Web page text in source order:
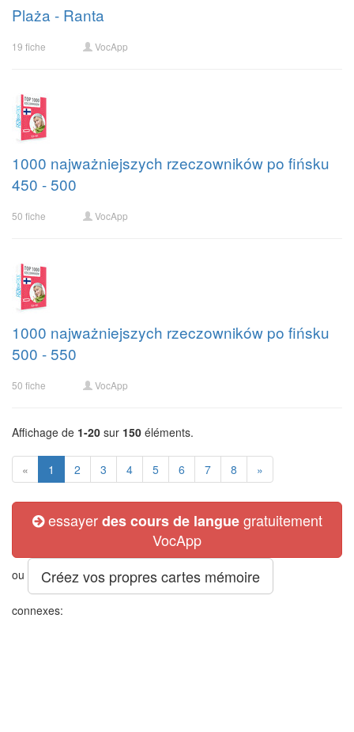
Plaża - Ranta
19 fiche VocApp
1000 najważniejszych rzeczowników po fińsku
450 - 500
50 fiche VocApp
1000 najważniejszych rzeczowników po fińsku
500 - 550
50 fiche VocApp
Affichage de 1-20 sur 150 éléments.
« 1 2 3 4 5 6 7 8 »
essayerdes cours de languegratuitement
VocApp
ou Créez vos propres cartes mémoire
connexes: